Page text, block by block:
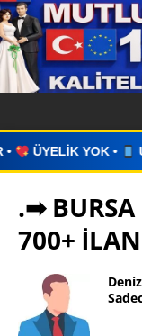
YOK •
.➡ BURSA
700+ İLAN